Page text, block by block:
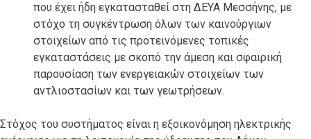
που έχει ήδη εγκατασταθεί στη ΔΕΥΑ Μεσσήνης, με
στόχο τη συγκέντρωση όλων των καινούργιων
στοιχείων από τις προτεινόμενες τοπικές
εγκαταστάσεις με σκοπό την άμεση και σφαιρική
παρουσίαση των ενεργειακών στοιχείων των
αντλιοστασίων και των γεωτρήσεων.
Στόχος του συστήματος είναι η εξοικονόμηση ηλεκτρικής